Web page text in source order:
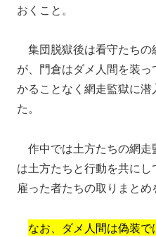
おくこと。
集団脱獄後は看守たち
が、門倉はダメ人間を装
かることなく網走監獄に
た。
作中では土方たちの網
は土方たちと行動を共に
雇った者たちの取りまとめ
なお、ダメ人間は偽装